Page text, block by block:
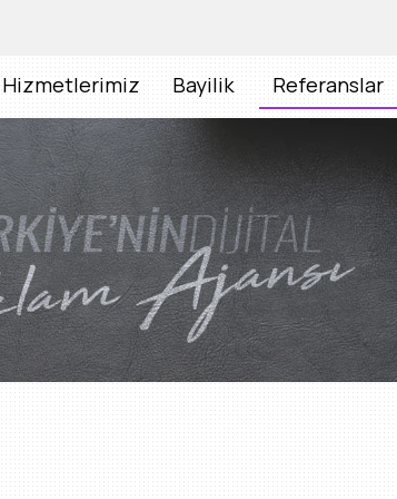
Hizmetlerimiz Bayilik Referanslar